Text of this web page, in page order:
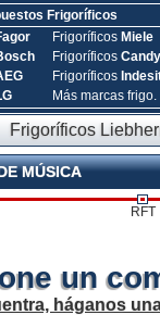
Frigoríficos
Frigoríficos Miele
FrigoríficosCandy
Frigoríficos
Más marcas frigo.
Frigoríficos
MÚSICA
RFT
un
háganos